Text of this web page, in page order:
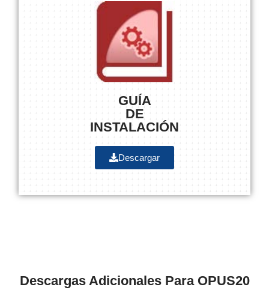
GUÍA
DE
INSTALACIÓN
Descargar
Descargas Adicionales Para OPUS20